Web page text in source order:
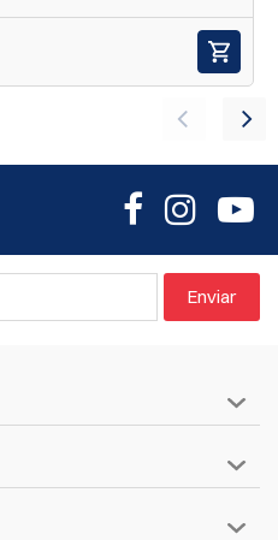
y sesiones de práctica.
Enviar